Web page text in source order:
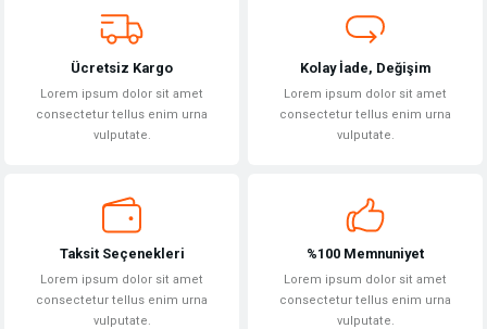
Bu ürüne benzer farklı alternatifler olmalı.
Ücretsiz Kargo
Lorem ipsum dolor sit amet
consectetur tellus enim urna
vulputate.
Kolay İade, Değişim
Lorem ipsum dolor sit amet
consectetur tellus enim urna
vulputate.
Taksit Seçenekleri
Lorem ipsum dolor sit amet
consectetur tellus enim urna
vulputate.
%100 Memnuniyet
Lorem ipsum dolor sit amet
consectetur tellus enim urna
vulputate.